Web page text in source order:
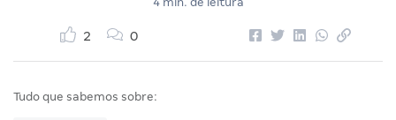
2 0
Tudo que sabemos sobre: